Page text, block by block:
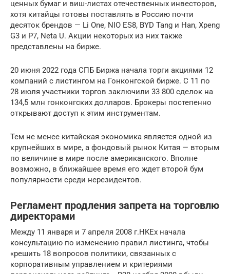
ценных бумаг и виш-листах отечественных инвесторов,
хотя китайцы готовы поставлять в Россию почти
десяток брендов — Li One, NIO ES8, BYD Tang и Han, Xpeng
G3 и P7, Neta U. Акции некоторых из них также
представлены на бирже.
20 июня 2022 года СПБ Биржа начала торги акциями 12
компаний с листингом на Гонконгской бирже. С 11 по
28 июля участники торгов заключили 33 800 сделок на
134,5 млн гонконгских долларов. Брокеры постепенно
открывают доступ к этим инструментам.
Тем не менее китайская экономика является одной из
крупнейших в мире, а фондовый рынок Китая — вторым
по величине в мире после американского. Вполне
возможно, в ближайшее время его ждет второй бум
популярности среди нерезидентов.
Регламент продления запрета на торговлю
директорами
Между 11 января и 7 апреля 2008 г.HKEx начала
консультацию по изменению правил листинга, чтобы
«решить 18 вопросов политики, связанных с
корпоративным управлением и критериями